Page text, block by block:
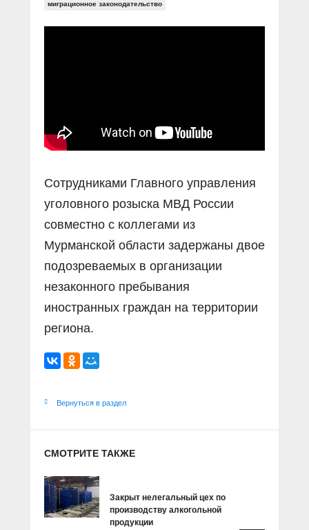
Социальные ролики
Документальные фильмы
Прямой разговор
В знании сила
О ПОРТАЛЕ
миграционное законодательство
Сотрудниками Главного управления
уголовного розыска МВД России
совместно с коллегами из
Мурманской области задержаны двое
подозреваемых в организации
незаконного пребывания
иностранных граждан на территории
региона.
Вернуться в раздел
СМОТРИТЕ ТАКЖЕ
Закрыт нелегальный цех по
производству алкогольной
продукции